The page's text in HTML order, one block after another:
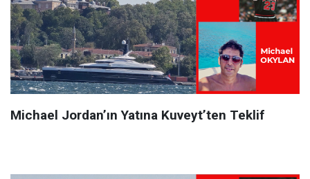
Michael Jordan’ın Yatına Kuveyt’ten Teklif